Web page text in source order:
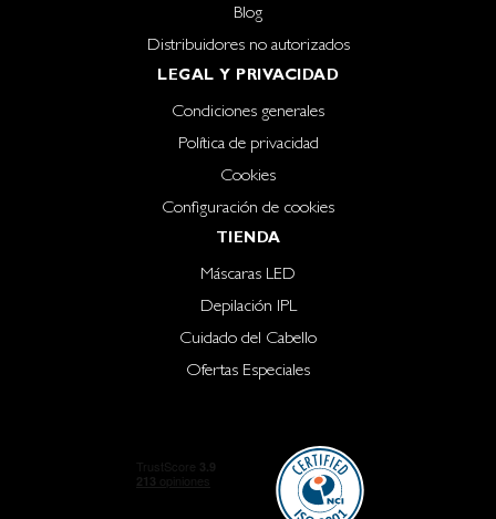
Blog
Distribuidores no autorizados
LEGAL Y PRIVACIDAD
Condiciones generales
Política de privacidad
Cookies
Configuración de cookies
TIENDA
Máscaras LED
Depilación IPL
Cuidado del Cabello
Ofertas Especiales